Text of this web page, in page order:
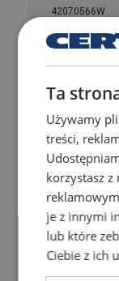
42070566W
42070425W
42070568W
42070572W
42070570W
Ta
Używamy
treści,
korzystasz
je z innymi
lub które
Ciebie z ich